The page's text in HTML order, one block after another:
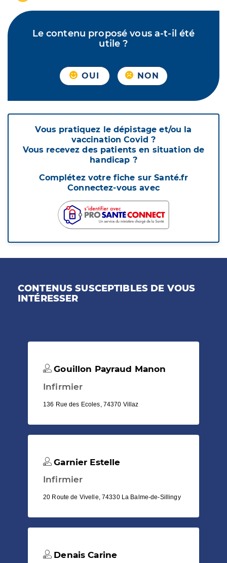
Le contenu proposé vous a-t-il été
utile ?
OUI NON
Vous pratiquez le dépistage et/ou la
vaccination Covid ?
Vous recevez des patients en situation de
handicap ?
Complétez votre fiche sur Santé.fr
Connectez-vous avec
CONTENUS SUSCEPTIBLES DE VOUS
INTÉRESSER
Gouillon Payraud Manon
Infirmier
136 Rue des Ecoles, 74370 Villaz
Garnier Estelle
Infirmier
20 Route de Vivelle, 74330 La Balme-de-Sillingy
Denais Carine